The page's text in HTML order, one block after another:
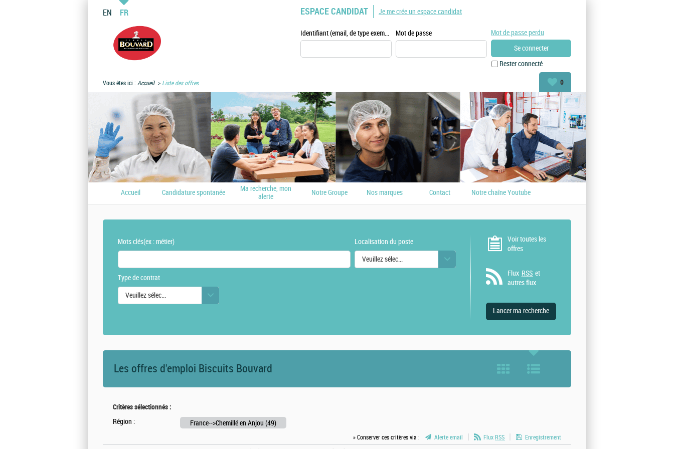
EN FR ESPACE CANDIDAT
Identifiant (email, de type exemple@exemple.fr) Mot de passe
Rester connecté
Mot de passe perdu
Je me crée un espace candidat
Vous êtes ici : Accueil Liste des offres 0
Accueil Candidature spontanée
Ma recherche, mon
alerte
Notre Groupe Nos marques Contact Notre chaîne Youtube
Mots clés(ex : métier) Localisation du poste
Veuillez sélectionner une ou des valeurs
Type de contrat
Veuillez sélectionner une ou des valeurs
Voir toutes les
offres
Flux RSS et
autres flux
Les offres d'emploi Biscuits Bouvard
Critères sélectionnés :
Région : France-->Chemillé en Anjou (49)
» Conserver ces critères via : Alerte email Flux RSS
Enregistrement